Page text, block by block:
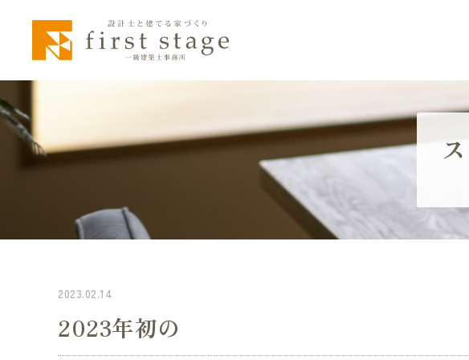
2023.02.14
2023年初の